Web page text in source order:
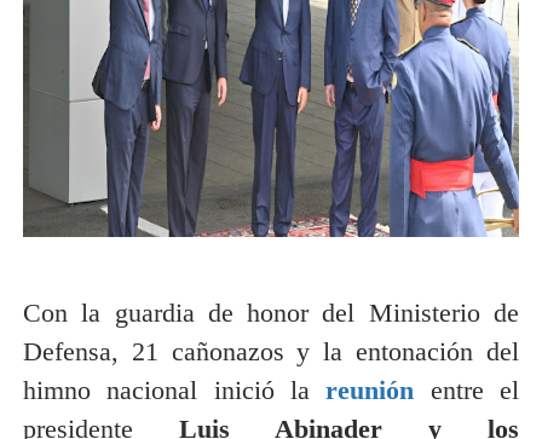
Con la guardia de honor del Ministerio de
Defensa, 21 cañonazos y la entonación del
himno nacional inició lareunión entre el
presidente Luis Abinader y los